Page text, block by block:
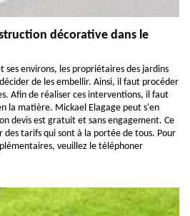
décorative dans le
ses environs, les propriétaires des jardins
de les embellir. Ainsi, il faut procéder
Afin de réaliser ces interventions, il faut
la matière. Mickael Elagage peut s'en
devis est gratuit et sans engagement. Ce
des tarifs qui sont à la portée de tous. Pour
veuillez le téléphoner